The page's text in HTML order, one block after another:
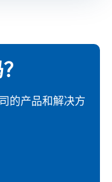
的产品和解决方